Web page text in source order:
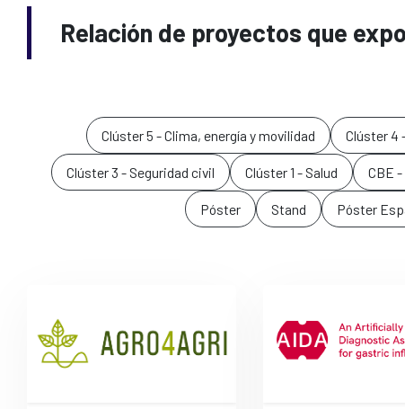
Relación de proyectos que
Clúster 5 - Clima, energía y movilidad Clúster 4
Clúster 3 - Seguridad civil Clúster 1 - Salud CBE
Póster Stand Póster